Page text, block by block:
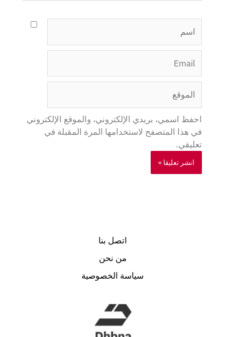
احفظ اسمي، بريدي الإلكتروني، والموقع الإلكتروني
في هذا المتصفح لاستخدامها المرة المقبلة في
تعليقي.
اتصل بنا
من نحن
سياسة الخصوصية